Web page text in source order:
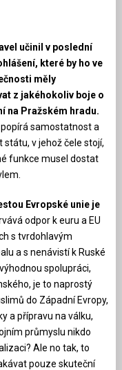
učinil v poslední
které by ho ve
měly
z jakéhokoliv boje o
na Pražském hradu.
popírá samostatnost a
státu, v jehož čele stojí,
funkce musel dostat
Evropské unie je
odpor k euru a EU
s tvrdohlavým
a s nenávistí k Ruské
spolupráci,
je to naprostý
do Západní Evropy,
a přípravu na válku,
průmyslu nikdo
Ale no tak, to
pouze skuteční